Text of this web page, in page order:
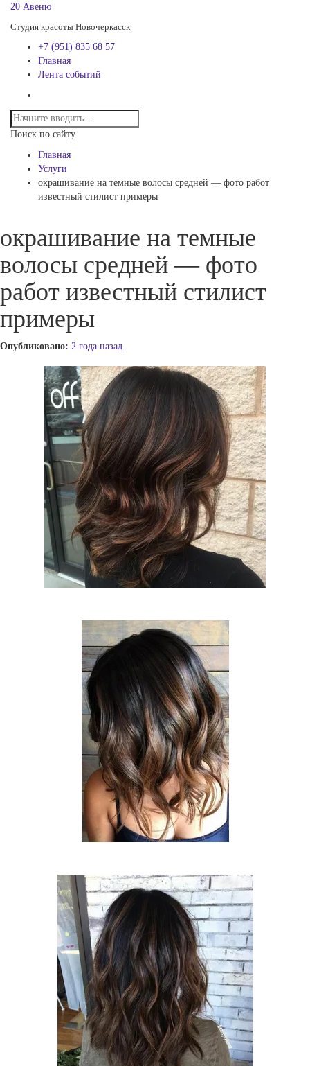
20 Авеню
Студия красоты Новочеркасск
+7 (951) 835 68 57
Главная
Лента событий
Поиск по сайту
Главная
Услуги
окрашивание на темные волосы средней — фото работ
известный стилист примеры
окрашивание на темные
волосы средней — фото
работ известный стилист
примеры
Опубликовано: 2 года назад